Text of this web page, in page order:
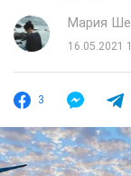
Мария
16.05.2021
3